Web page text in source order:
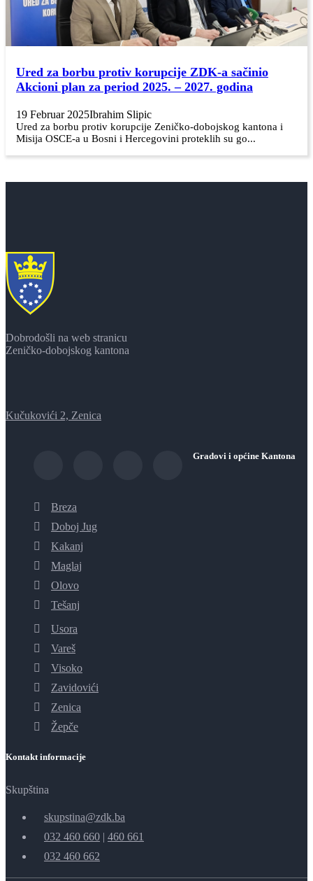
Ured za borbu protiv korupcije ZDK-a sačinio
Akcioni plan za period 2025. – 2027. godina
19 Februar 2025Ibrahim Slipic
Ured za borbu protiv korupcije Zeničko-dobojskog kantona i
Misija OSCE-a u Bosni i Hercegovini proteklih su go...
Dobrodošli na web stranicu
Zeničko-dobojskog kantona
Kučukovići 2, Zenica
Gradovi i općine Kantona
Breza
Doboj Jug
Kakanj
Maglaj
Olovo
Tešanj
Usora
Vareš
Visoko
Zavidovići
Zenica
Žepče
Kontakt informacije
Skupština
skupstina@zdk.ba
032 460 660 | 460 661
032 460 662